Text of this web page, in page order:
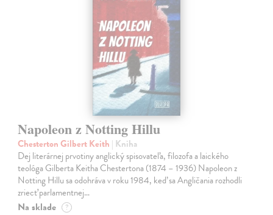
Napoleon z Notting Hillu
Chesterton Gilbert Keith | Kniha
Dej literárnej prvotiny anglický spisovateľa, filozofa a laického
teológa Gilberta Keitha Chestertona (1874 – 1936) Napoleon z
Notting Hillu sa odohráva v roku 1984, keď sa Angličania rozhodli
zriecť parlamentnej…
Na sklade ?